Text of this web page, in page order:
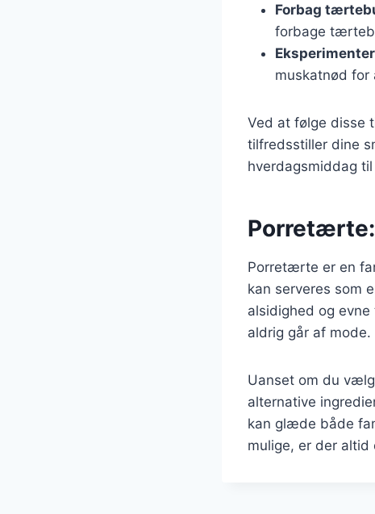
Forbag
forbage
muskatnød for
Ved at følge disse
tilfredsstiller dine
hverdagsmiddag
Porretærte er en
kan serveres som
alsidighed og
aldrig går af mode.
Uanset om du
alternative
kan glæde både
mulige, er der